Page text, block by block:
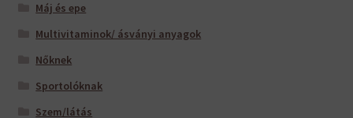
Máj és epe
Multivitaminok/ ásványi anyagok
Nőknek
Sportolóknak
Szem/látás